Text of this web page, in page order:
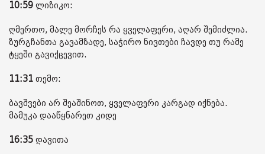
10:59 ლიზიკო:
ღმერთო, მალე მორჩეს რა ყველაფერი, აღარ შემიძლია.
ზურგჩანთა გავამზადე, საჭირო ნივთები ჩავდე თუ რამე
ტყეში გავიქცევით.
11:31 თემო:
ბავშვები არ შეაშინოთ, ყველაფერი კარგად იქნება.
მამუკა დააწყნარეთ კიდე
16:35 დავითა